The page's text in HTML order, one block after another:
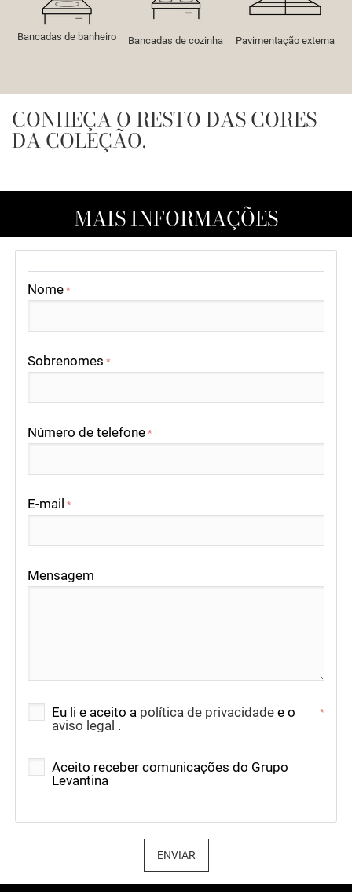
Bancadas de banheiro Bancadas de cozinha Pavimentação externa
CONHEÇA O RESTO DAS CORES
DA COLEÇÃO.
MAIS INFORMAÇÕES
Nome *
Sobrenomes *
Número de telefone *
E-mail *
Mensagem
Eu li e aceito a política de privacidade e o
aviso legal .
*
Aceito receber comunicações do Grupo
Levantina
ENVIAR